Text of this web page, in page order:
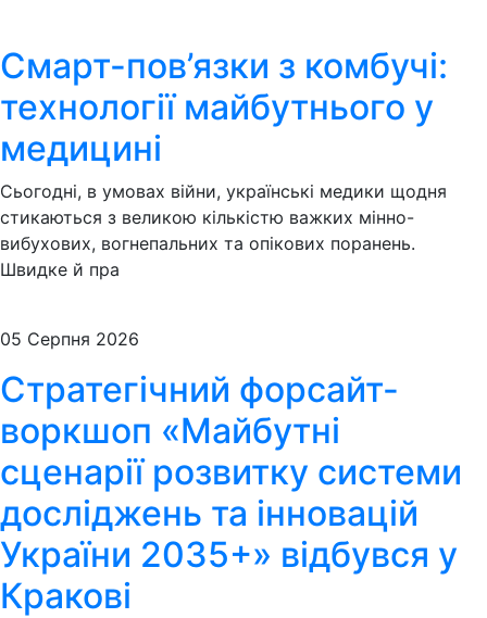
Смарт-пов’язки з комбучі:
технології майбутнього у
медицині
Сьогодні, в умовах війни, українські медики щодня
стикаються з великою кількістю важких мінно-
вибухових, вогнепальних та опікових поранень.
Швидке й пра
05 Серпня 2026
Стратегічний форсайт-
воркшоп «Майбутні
сценарії розвитку системи
досліджень та інновацій
України 2035+» відбувся у
Кракові